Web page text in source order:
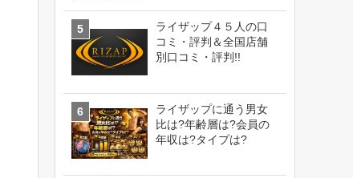
ライザップ４５人の口
コミ・評判＆全国店舗
別口コミ・評判!!
ライザップに通う男女
比は?年齢層は?会員の
年収は?タイプは?